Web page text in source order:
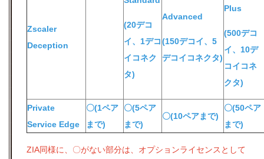
Zscaler
Deception
(20デコ
イ、1デコ
イコネク
タ)
Advanced
(150デコイ、5
デコイコネクタ)
Plus
(500デコ
イ、10デ
コイコネ
クタ)
Private
Service Edge
〇(1ペア
まで)
〇(5ペア
まで)
〇(10ペアまで)
〇(50ペア
まで)
ZIA同様に、〇がない部分は、オプションライセンスとして